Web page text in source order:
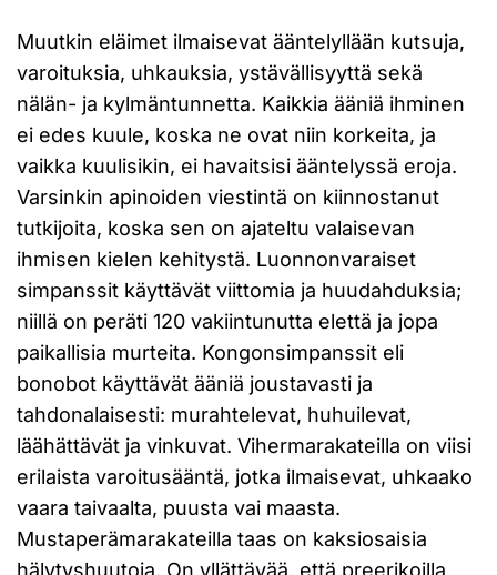
Muutkin eläimet ilmaisevat ääntelyllään kutsuja,
varoituksia, uhkauksia, ystävällisyyttä sekä
nälän- ja kylmäntunnetta. Kaikkia ääniä ihminen
ei edes kuule, koska ne ovat niin korkeita, ja
vaikka kuulisikin, ei havaitsisi ääntelyssä eroja.
Varsinkin apinoiden viestintä on kiinnostanut
tutkijoita, koska sen on ajateltu valaisevan
ihmisen kielen kehitystä. Luonnonvaraiset
simpanssit käyttävät viittomia ja huudahduksia;
niillä on peräti 120 vakiintunutta elettä ja jopa
paikallisia murteita. Kongonsimpanssit eli
bonobot käyttävät ääniä joustavasti ja
tahdonalaisesti: murahtelevat, huhuilevat,
läähättävät ja vinkuvat. Vihermarakateilla on viisi
erilaista varoitusääntä, jotka ilmaisevat, uhkaako
vaara taivaalta, puusta vai maasta.
Mustaperämarakateilla taas on kaksiosaisia